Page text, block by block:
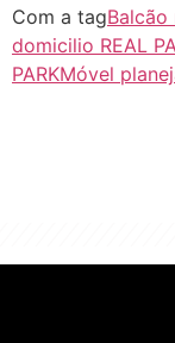
Com a tagBalcão
domicilio REAL
PARKMóvel